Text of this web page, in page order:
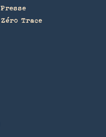
Presse
Zéro Trace